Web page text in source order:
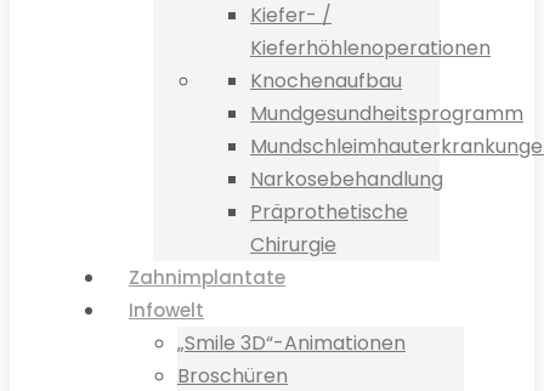
Kiefer- /
Kieferhöhlenoperationen
Knochenaufbau
Mundgesundheitsprogramm
Narkosebehandlung
Präprothetische
Chirurgie
Zahnimplantate
Infowelt
„Smile 3D“-Animationen
Broschüren